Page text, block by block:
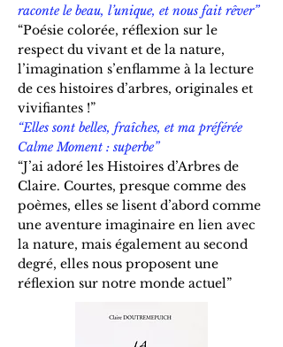
raconte le beau, l’unique, et nous fait rêver”
“Poésie colorée, réflexion sur le
respect du vivant et de la nature,
l’imagination s’enflamme à la lecture
de ces histoires d’arbres, originales et
vivifiantes !”
“Elles sont belles, fraîches, et ma préférée
Calme Moment : superbe”
“J’ai adoré les Histoires d’Arbres de
Claire. Courtes, presque comme des
poèmes, elles se lisent d’abord comme
une aventure imaginaire en lien avec
la nature, mais également au second
degré, elles nous proposent une
réflexion sur notre monde actuel”